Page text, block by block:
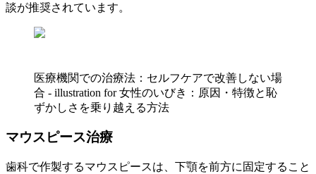
談が推奨されています。
医療機関での治療法：セルフケアで改善しない場
合 - illustration for 女性のいびき：原因・特徴と恥
ずかしさを乗り越える方法
マウスピース治療
歯科で作製するマウスピースは、下顎を前方に固定すること